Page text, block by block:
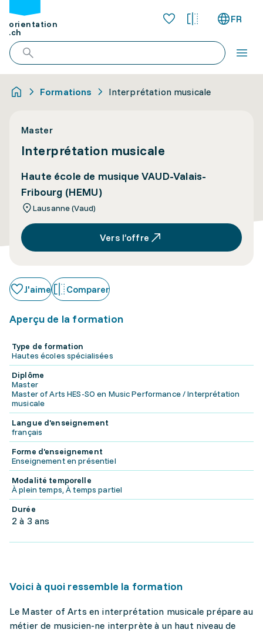
orientation
.ch
FR
Formations Interprétation musicale
Master
Interprétation musicale
Haute école de musique VAUD-Valais-
Fribourg (HEMU)
Lausanne (Vaud)
Vers l’offre
J'aime Comparer
Aperçu de la formation
Type de formation
Hautes écoles spécialisées
Diplôme
Master
Master of Arts HES-SO en Music Performance / Interprétation
musicale
Langue d'enseignement
français
Forme d'enseignement
Enseignement en présentiel
Modalité temporelle
À plein temps, À temps partiel
Durée
2 à 3 ans
Voici à quoi ressemble la formation
Le Master of Arts en interprétation musicale prépare au
métier de musicien-ne interprète à un haut niveau de